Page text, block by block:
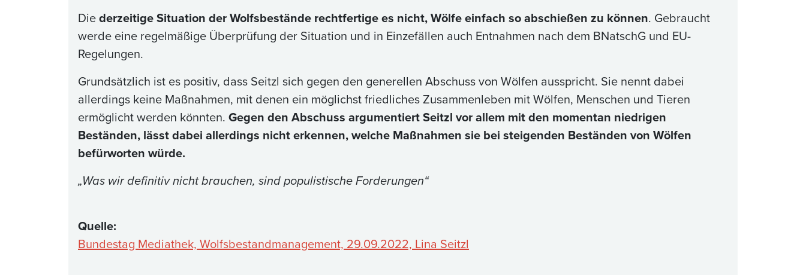
Diederzeitige Situation der Wolfsbestände rechtfertige es nicht, Wölfe einfach so abschießen zu können. Gebraucht
werde eine regelmäßige Überprüfung der Situation und in Einzefällen auch Entnahmen nach dem BNatschG und EU-
Regelungen.
Grundsätzlich ist es positiv, dass Seitzl sich gegen den generellen Abschuss von Wölfen ausspricht. Sie nennt dabei
allerdings keine Maßnahmen, mit denen ein möglichst friedliches Zusammenleben mit Wölfen, Menschen und Tieren
ermöglicht werden könnten. Gegen den Abschuss argumentiert Seitzl vor allem mit den momentan niedrigen
Beständen, lässt dabei allerdings nicht erkennen, welche Maßnahmen sie bei steigenden Beständen von Wölfen
befürworten würde.
„Was wir definitiv nicht brauchen, sind populistische Forderungen“
Quelle:
Bundestag Mediathek, Wolfsbestandmanagement, 29.09.2022, Lina Seitzl